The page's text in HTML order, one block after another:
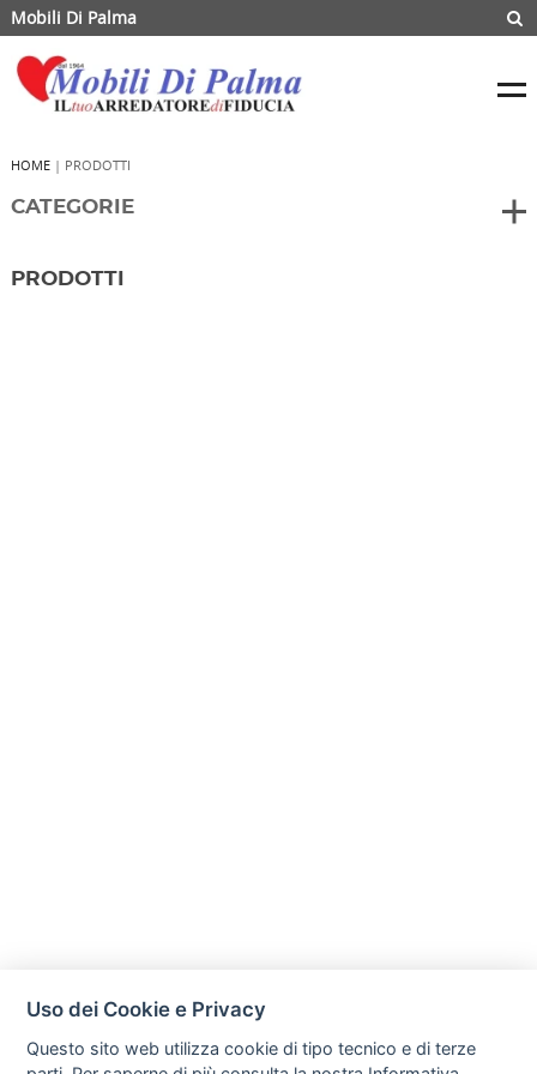
Mobili Di Palma
HOME| PRODOTTI
CATEGORIE
PRODOTTI
Uso dei Cookie e Privacy
Questo sito web utilizza cookie di tipo tecnico e di terze